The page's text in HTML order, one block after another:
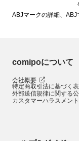
ABJマークの詳細、
comipoについて
会社概要
特定商取引法に基づく
外部送信規律に関する
カスタマーハラスメン